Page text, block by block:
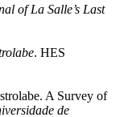
of La Salle’s Last
. HES
A Survey of
de